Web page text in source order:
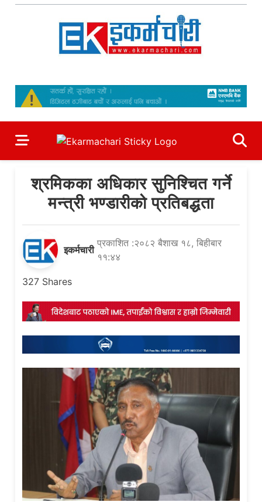
Skip
श्रमिकका अधिकार सुनिश्चित गर्ने
मन्त्री भण्डारीको प्रतिबद्धता
इकर्मचारी
प्रकाशित :२०८२ बैशाख १८, बिहीबार
११:४४
327 Shares